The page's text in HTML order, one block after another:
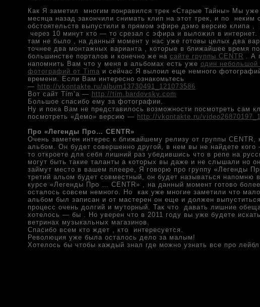
Как Я заметил многим понравился трек «Старые Тайны» Мы уже
месяца назад закончили снимать клип на этот трек, и по неким
обстоятельств выпустили в прямом эфире дэмо версию клипа ,
через 10 минут кто — то срезал с эфира и выложил в
там не было , на данный момент у нас уже готовы целых два
точнее два монтажных варианта , которые в ближайшее время
большинстве порталов и конечно же на сайте группы CENTR . А
напомнить Вам что у меня в альбомах есть уже один небольшой
фотографий от Tima и сейчас Я вылоил еще немного
времени. Если Вам интересно ознакомьтесь
— http://vkontakte.ru/album13730491_121073586
Вот сайт Tim’a — http://tim.bardovsky.com
Большое спасибо ему за фотографии.
Ну и пока Вам не представилось возможности посмотреть сам
посмотреть «Демо» версию — http://vkontakte.ru/
Про «Легенды Про… CENTR»
Очень заметен интерес к ближайшему релизу от группы CENTR,
альбом. Он будет совершенно другой, в нем вы не найдете
то откроете для себя лишний раз убедившись что в репе на
могут быть такие таланты а которых вы даже и не слышали но
займут место в вашем плеере, Я говорю про группу «Легенды
третий альом будет совместный, он будет называться напомню
курсе «Легенды Про … CENTR» , на данный момент готово
осталось совсем немного. Но как уже многие заметили что
альбом был записан и от мастерен он еще и должен
процесс очень долгий и муторный. Так что давать лишние
хотелось — бы . Но уверен что в 2011 году вы уже будете
ветринах музыкальных магазинов.
Спасибо всем кто ждет , кто интересуется.
Революция уже была осталось дело за малым!
Хотелось бы чтобы каждый знал где можно узнать все про